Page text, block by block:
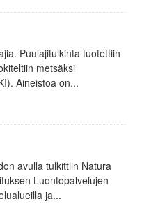
Puulajitulkinta tuotettiin
metsäksi
Aineistoa on...
avulla tulkittiin Natura
Luontopalvelujen
ja...